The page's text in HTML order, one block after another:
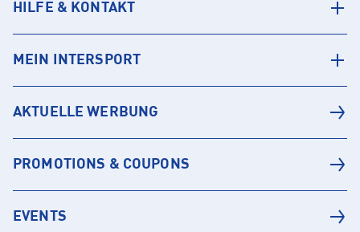
HILFE & KONTAKT
MEIN INTERSPORT
AKTUELLE WERBUNG
PROMOTIONS & COUPONS
EVENTS